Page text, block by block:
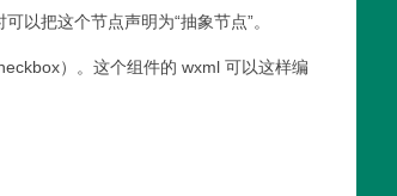
以把这个节点声明为“抽象节点”。
）。这个组件的 wxml 可以这样编